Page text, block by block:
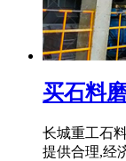
买石料
长城重工石
提供合理,经